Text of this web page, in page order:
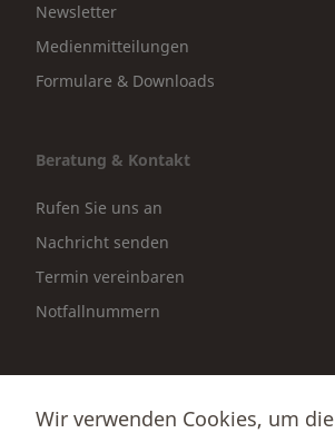
Newsletter
Medienmitteilungen
Formulare & Downloads
Beratung & Kontakt
Rufen Sie uns an
Nachricht senden
Termin vereinbaren
Notfallnummern
Wir verwenden Cookies, um die